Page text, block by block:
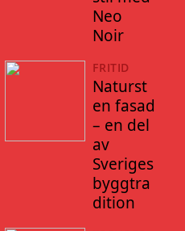
Neo
Noir
FRITID
Naturst
en fasad
– en del
av
Sveriges
byggtra
dition